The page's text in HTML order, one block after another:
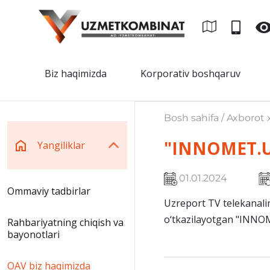
Biz haqimizda Korporativ boshqaruv
Yangiliklar
Ommaviy tadbirlar
Rahbariyatning chiqish va
bayonotlari
OAV biz haqimizda
Bosh sahifa /
01.01.2024
Uzreport TV
o‘tkazilayotgan